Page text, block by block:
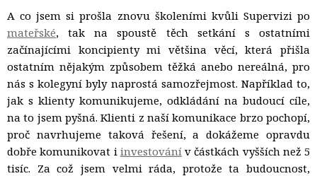
A co jsem si prošla znovu školeními kvůli Supervizi po
mateřské, tak na spoustě těch setkání s ostatními
začínajícími koncipienty mi většina věcí, která přišla
ostatním nějakým způsobem těžká anebo nereálná, pro
nás s kolegyní byly naprostá samozřejmost. Například to,
jak s klienty komunikujeme, odkládání na budoucí cíle,
na to jsem pyšná. Klienti z naší komunikace brzo pochopí,
proč navrhujeme taková řešení, a dokážeme opravdu
dobře komunikovat i investovánív částkách vyšších než 5
tisíc. Za což jsem velmi ráda, protože ta budoucnost,